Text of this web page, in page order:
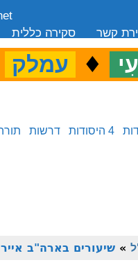
סקירה כללית קשר
♦ עמלק
4 היסודות דרשות
»שיעורים בארה"ב